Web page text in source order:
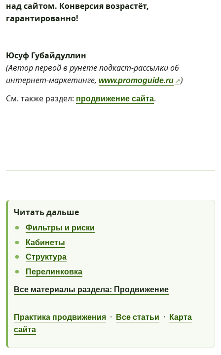
над сайтом. Конверсия возрастёт,
гарантированно!
Юсуф Губайдуллин
(Автор первой в рунете подкаст-рассылки об
интернет-маркетинге, www.promoguide.ru
)
См. также раздел: продвижение сайта.
Читать дальше
Фильтры и риски
Кабинеты
Структура
Перелинковка
Все материалы раздела: Продвижение
Практика продвижения · Все статьи ·
Карта
сайта